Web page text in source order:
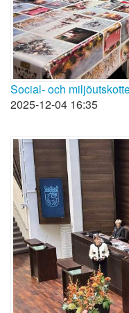
Social- och
2025-12-04 16:35